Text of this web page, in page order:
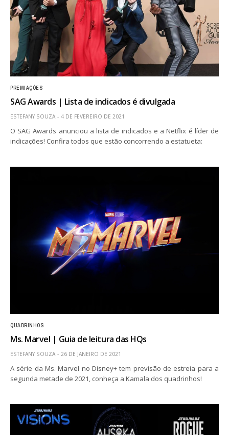
PREMIAÇÕES
SAG Awards | Lista de indicados é divulgada
ESTEFANY SOUZA 4 DE FEVEREIRO DE 2021
O SAG Awards anunciou a lista de indicados e a Netflix é líder de
indicações! Confira todos que estão concorrendo a estatueta:
QUADRINHOS
Ms. Marvel | Guia de leitura das HQs
ESTEFANY SOUZA 26 DE JANEIRO DE 2021
A série da Ms. Marvel no Disney+ tem previsão de estreia para a
segunda metade de 2021, conheça a Kamala dos quadrinhos!